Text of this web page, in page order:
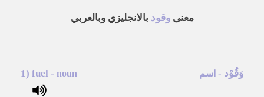
معنىوقود بالانجليزي وبالعربي
وَقُوْد - اسم 1) fuel - noun